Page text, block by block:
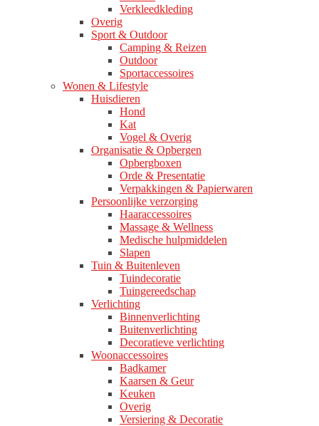
Verkleedkleding
Overig
Sport & Outdoor
Camping & Reizen
Outdoor
Sportaccessoires
Wonen & Lifestyle
Huisdieren
Hond
Kat
Vogel & Overig
Organisatie & Opbergen
Opbergboxen
Orde & Presentatie
Verpakkingen & Papierwaren
Persoonlijke verzorging
Haaraccessoires
Massage & Wellness
Medische hulpmiddelen
Slapen
Tuin & Buitenleven
Tuindecoratie
Tuingereedschap
Verlichting
Binnenverlichting
Buitenverlichting
Decoratieve verlichting
Woonaccessoires
Badkamer
Kaarsen & Geur
Keuken
Overig
Versiering & Decoratie